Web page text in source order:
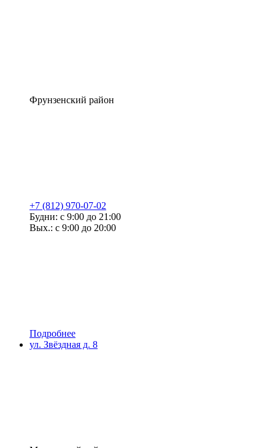
Фрунзенский район
+7 (812) 970-07-02
Будни: с 9:00 до 21:00
Вых.: с 9:00 до 20:00
Подробнее
ул. Звёздная д. 8